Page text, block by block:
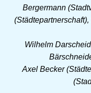
Bergermann
Wilhelm
Axel Becker